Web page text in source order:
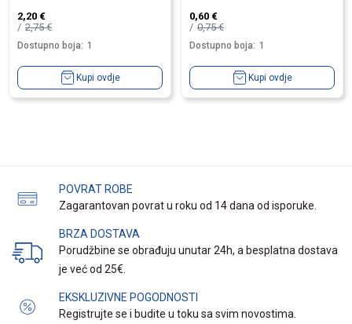
2,20 €
2,75€
Dostupno boja: 1
Kupi ovdje
0,60 €
0,75€
Dostupno boja: 1
Kupi ovdje
POVRAT ROBE
Zagarantovan povrat u roku od 14 dana od isporuke.
BRZA DOSTAVA
Porudžbine se obrađuju unutar 24h, a besplatna dostava
je već od 25€.
EKSKLUZIVNE POGODNOSTI
Registrujte se i budite u toku sa svim novostima.